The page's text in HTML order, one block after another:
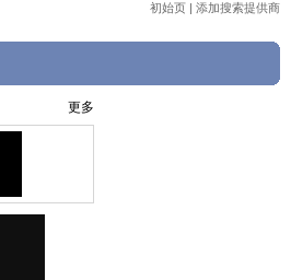
初始页 | 添加搜索提供商
更多